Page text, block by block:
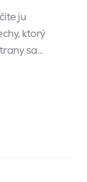
ju
ktorý
sa…